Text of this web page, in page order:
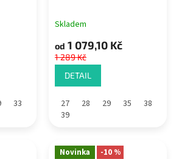
33
Skladem
od 1 079,10 Kč
1 289 Kč
DETAIL
27 28 29 35
38
39
Novinka -10 %